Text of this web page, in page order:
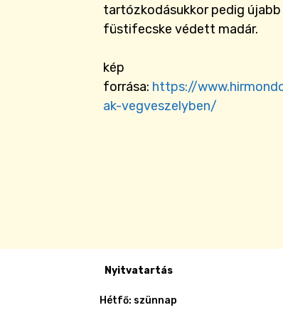
tartózkodásukkor pedig
füstifecske védett madár.
kép
forrása: https://
ak-vegveszelyben/
Nyitvatartás
Hétfő: szünnap